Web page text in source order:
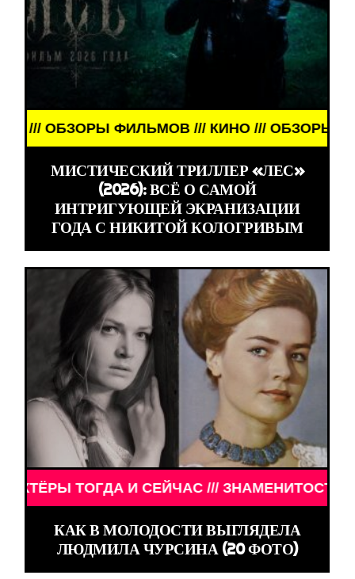
ФИЛЬМОВ /// КИНО /// ОБЗОРЫ
МИСТИЧЕСКИЙ ТРИЛЛЕР «ЛЕС»
(2026): ВСЁ О САМОЙ
ИНТРИГУЮЩЕЙ ЭКРАНИЗАЦИИ
ГОДА С НИКИТОЙ КОЛОГРИВЫМ
И СЕЙЧАС /// ЗНАМЕНИТОСТИ /// АКТЁРЫ
КАК В МОЛОДОСТИ ВЫГЛЯДЕЛА
ЛЮДМИЛА ЧУРСИНА (20 ФОТО)